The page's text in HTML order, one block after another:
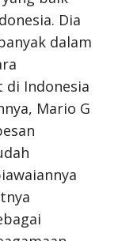
Dia
dalam
di Indonesia
Mario G